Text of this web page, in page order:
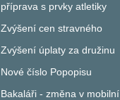
příprava s prvky atletiky
Zvýšení cen stravného
Zvýšení úplaty za družinu
Nové číslo Popopisu
Bakaláři - změna v mobilní